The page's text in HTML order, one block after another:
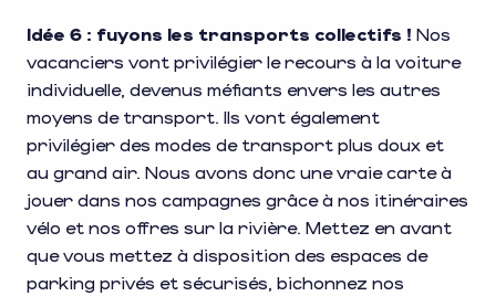
Idée 6 : fuyons les transports collectifs ! Nos
vacanciers vont privilégier le recours à la voiture
individuelle, devenus méfiants envers les autres
moyens de transport. Ils vont également
privilégier des modes de transport plus doux et
au grand air. Nous avons donc une vraie carte à
jouer dans nos campagnes grâce à nos itinéraires
vélo et nos offres sur la rivière. Mettez en avant
que vous mettez à disposition des espaces de
parking privés et sécurisés, bichonnez nos